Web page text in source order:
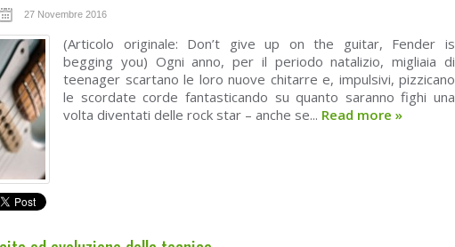
27 Novembre 2016
(Articolo originale: Don’t give up on the guitar, Fender is
begging you) Ogni anno, per il periodo natalizio, migliaia di
teenager scartano le loro nuove chitarre e, impulsivi, pizzicano
le scordate corde fantasticando su quanto saranno fighi una
volta diventati delle rock star – anche se... Read more »